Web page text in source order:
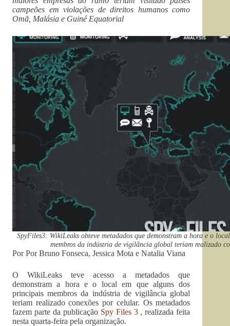
campeões em violações de direitos humanos como
Omã, Malásia e Guiné Equatorial
SpyFiles3: WikiLeaks obteve metadados que demonstram a hora e o
membros da indústria de vigilância global teriam realizado
Por Por Bruno Fonseca, Jessica Mota e Natalia Viana
O WikiLeaks teve acesso a metadados que
demonstram a hora e o local em que alguns dos
principais membros da indústria de vigilância global
teriam realizado conexões por celular. Os metadados
fazem parte da publicação Spy Files 3 , realizada feita
nesta quarta-feira pela organização.